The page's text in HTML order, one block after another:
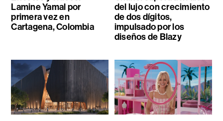
Lamine Yamal por
primera vez en
Cartagena, Colombia
del lujo con crecimiento
de dos dígitos,
impulsado por los
diseños de Blazy